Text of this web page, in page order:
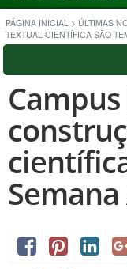
PÁGINA INICIAL > ÚLTIMAS
TEXTUAL CIENTÍFICA SÃO